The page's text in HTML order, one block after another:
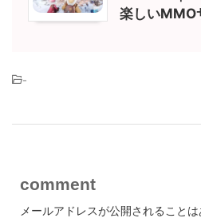
楽しいMMO
-
comment
メールアドレスが公開されることは